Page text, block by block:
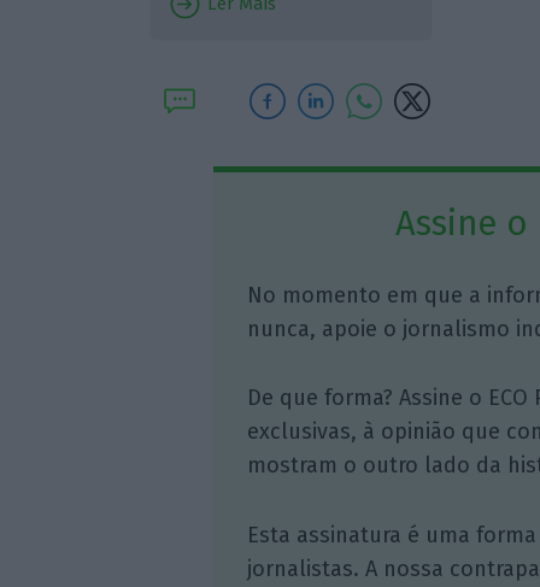
Assine o
No momento em que a
nunca, apoie o jornalismo
De que forma? Assine o
exclusivas, à opinião que
mostram o outro lado da
Esta assinatura é uma
jornalistas. A nossa